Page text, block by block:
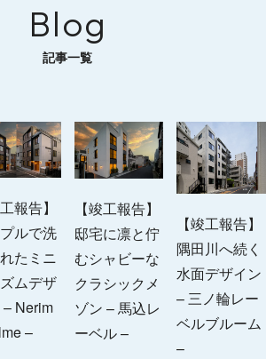
Blog
記事一覧
報告】
ルで洗
たミニ
ムデザ
– Nerim
–
【竣工報告】
邸宅に凛と佇
むシャビーな
クラシックメ
ゾン – 馬込レ
ーベル –
【竣工報告】
隅田川へ続く
水面デザイン
– 三ノ輪レー
ベルブルーム
–